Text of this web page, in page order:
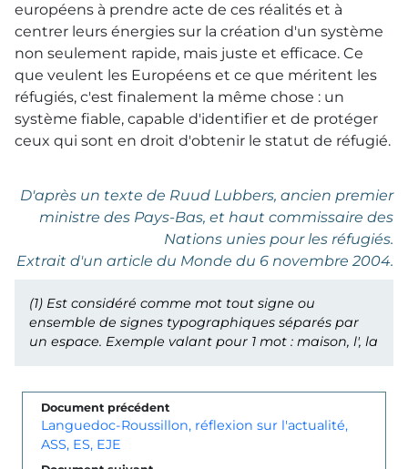
européens à prendre acte de ces réalités et à
centrer leurs énergies sur la création d'un système
non seulement rapide, mais juste et efficace. Ce
que veulent les Européens et ce que méritent les
réfugiés, c'est finalement la même chose : un
système fiable, capable d'identifier et de protéger
ceux qui sont en droit d'obtenir le statut de réfugié.
D'après un texte de Ruud Lubbers, ancien premier
ministre des Pays-Bas, et haut commissaire des
Nations unies pour les réfugiés.
Extrait d'un article du Monde du 6 novembre 2004.
(1) Est considéré comme mot tout signe ou
ensemble de signes typographiques séparés par
un espace. Exemple valant pour 1 mot : maison, l', la
Document précédent
Languedoc-Roussillon, réflexion sur l'actualité,
ASS, ES, EJE